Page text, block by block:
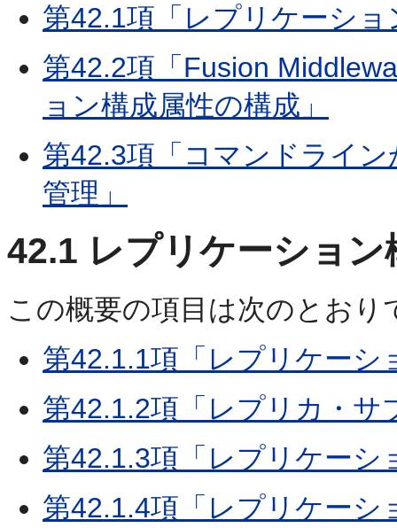
第42.1項「レプリケーシ
第42.2項「Fusion
ョン構成属性の構成」
第42.3項「コマンドライ
管理」
42.1 レプリケーショ
この概要の項目は次のとおり
第42.1.1項「レプリケーシ
第42.1.2項「レプリカ・サ
第42.1.3項「レプリケーシ
第42.1.4項「レプリケー